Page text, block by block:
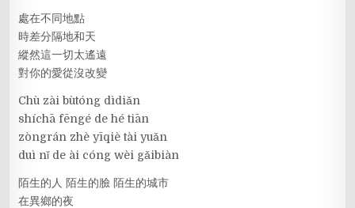
處在不同地點
時差分隔地和天
縱然這一切太遙遠
對你的愛從沒改變
Chù zài bùtóng dìdiǎn
shíchā fēngé de hé tiān
zòngrán zhè yīqiè tài yuǎn
duì nǐ de ài cóng wèi gǎibiàn
陌生的人 陌生的臉 陌生的城市
在異鄉的夜